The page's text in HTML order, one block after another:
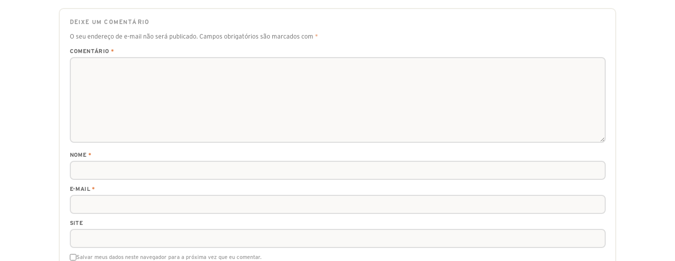
DEIXE UM COMENTÁRIO
O seu endereço de e-mail não será publicado. Campos obrigatórios são marcados com *
COMENTÁRIO *
NOME *
E-MAIL*
SITE
Salvar meus dados neste navegador para a próxima vez que eu comentar.